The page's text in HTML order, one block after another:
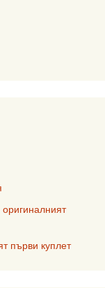
първи куплет